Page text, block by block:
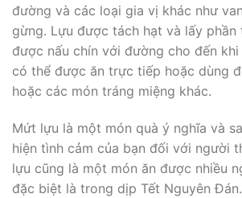
đường và các loại gia vị khác như
gừng. Lựu được tách hạt và lấy phần
được nấu chín với đường cho đến
có thể được ăn trực tiếp hoặc dùng
hoặc các món tráng miệng khác.
Mứt lựu là một món quà ý nghĩa và
hiện tình cảm của bạn đối với người
lựu cũng là một món ăn được nhiều
đặc biệt là trong dịp Tết Nguyên Đán.